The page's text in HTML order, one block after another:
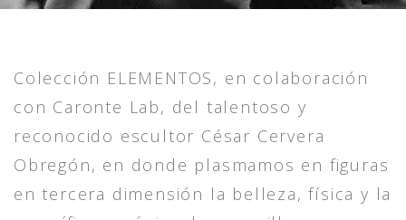
Colección ELEMENTOS, en colaboración
con Caronte Lab, del talentoso y
reconocido escultor César Cervera
Obregón, en donde plasmamos en figuras
en tercera dimensión la belleza, física y la